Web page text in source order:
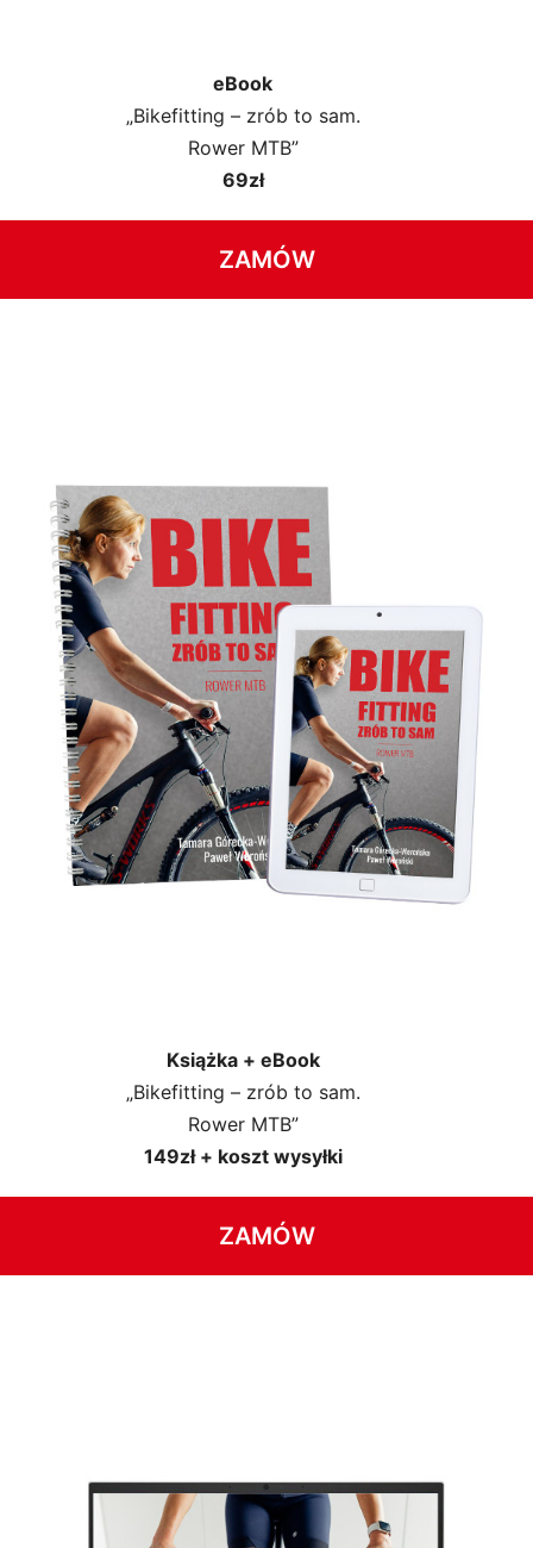
eBook
„Bikefitting – zrób to sam.
Rower MTB”
69zł
ZAMÓW
Książka + eBook
„Bikefitting – zrób to sam.
Rower MTB”
149zł + koszt wysyłki
ZAMÓW